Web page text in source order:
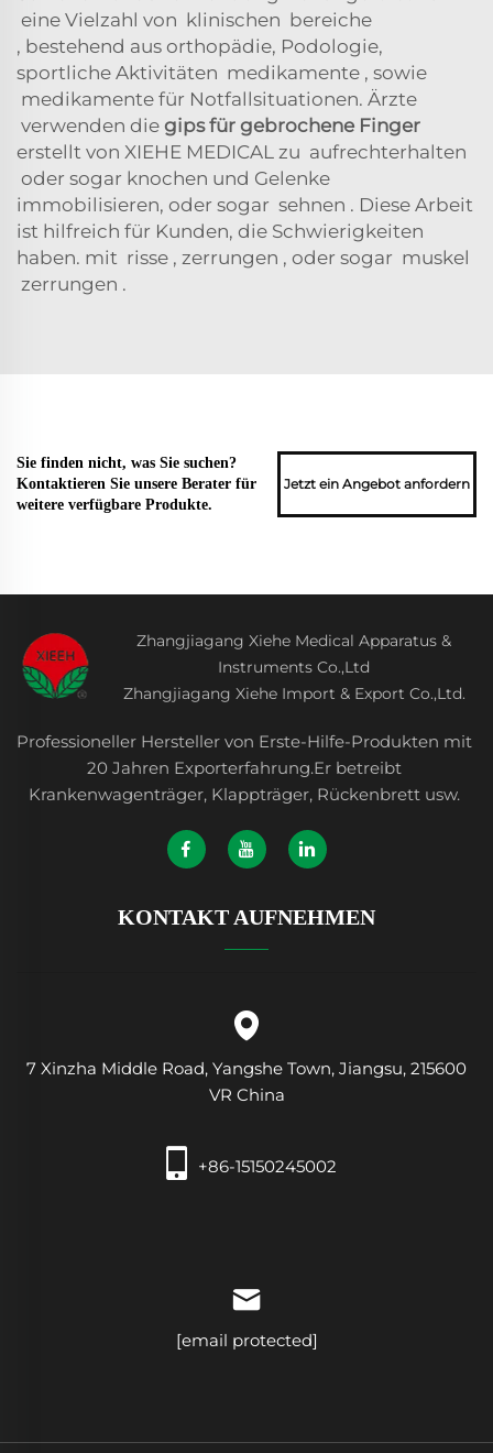
eine Vielzahl von klinischen bereiche
, bestehend aus orthopädie, Podologie,
sportliche Aktivitäten medikamente , sowie
medikamente für Notfallsituationen. Ärzte
verwenden die gips für gebrochene Finger
erstellt von XIEHE MEDICAL zu aufrechterhalten
oder sogar knochen und Gelenke
immobilisieren, oder sogar sehnen . Diese Arbeit
ist hilfreich für Kunden, die Schwierigkeiten
haben. mit risse , zerrungen , oder sogar muskel
zerrungen .
Sie finden nicht, was Sie suchen?
Kontaktieren Sie unsere Berater für
weitere verfügbare Produkte.
Jetzt ein Angebot anfordern
Zhangjiagang Xiehe Medical Apparatus &
Instruments Co.,Ltd
Zhangjiagang Xiehe Import & Export Co.,Ltd.
Professioneller Hersteller von Erste-Hilfe-Produkten mit
20 Jahren Exporterfahrung.Er betreibt
Krankenwagenträger, Klappträger, Rückenbrett usw.
KONTAKT AUFNEHMEN
7 Xinzha Middle Road, Yangshe Town, Jiangsu, 215600
VR China
+86-15150245002
[email protected]